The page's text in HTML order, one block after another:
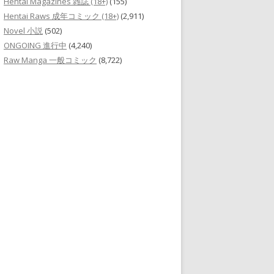
Hentai Raws 成年コミック (18+) (2,911)
Novel 小説 (502)
ONGOING 進行中 (4,240)
Raw Manga 一般コミック (8,722)